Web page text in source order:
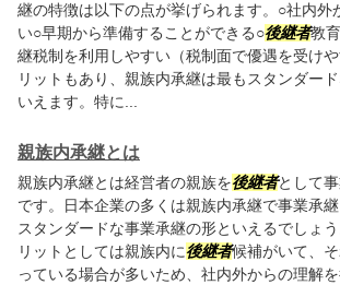
継の特徴は以下の点が挙げられます。○社内外
い○早期から準備することができる○後継者教
継税制を利用しやすい（税制面で優遇を受け
リットもあり、親族内承継は最もスタンダー
いえます。特に...
親族内承継とは
親族内承継とは経営者の親族を後継者として
です。日本企業の多くは親族内承継で事業承継
スタンダードな事業承継の形といえるでしょ
リットとしては親族内に後継者候補がいて、
っている場合が多いため、社内外からの理解